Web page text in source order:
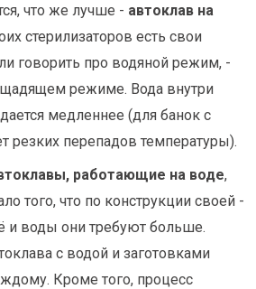
что же лучше - автоклав на
стерилизаторов есть свои
говорить про водяной режим, -
щадящем режиме. Вода внутри
медленнее (для банок с
резких перепадов температуры).
работающие на воде,
того, что по конструкции своей -
и воды они требуют больше.
с водой и заготовками
Кроме того, процесс